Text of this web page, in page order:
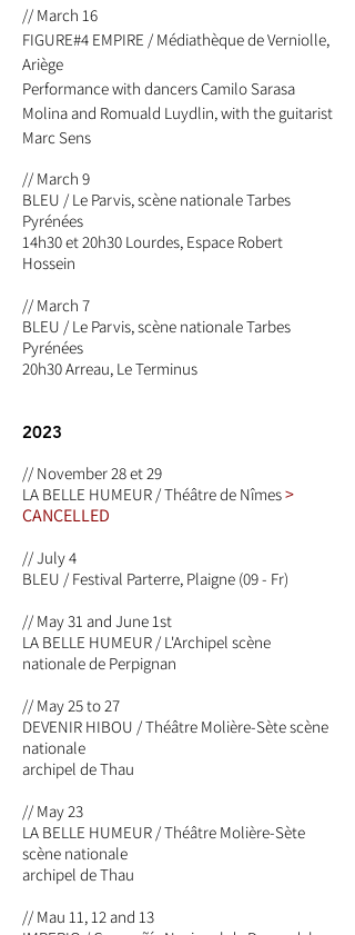
// March 16
FIGURE#4 EMPIRE / Médiathèque de Verniolle,
Ariège
Performance with dancersCamilo Sarasa
Molina and Romuald Luydlin, with the guitarist
Marc Sens
// March 9
BLEU / Le Parvis, scène nationale Tarbes
Pyrénées
14h30 et 20h30 Lourdes, Espace Robert
Hossein
// March 7
BLEU / Le Parvis, scène nationale Tarbes
Pyrénées
20h30 Arreau, Le Terminus
2023
// November 28 et 29
LA BELLE HUMEUR / Théâtre de Nîmes>
CANCELLED
// July 4
BLEU / Festival Parterre, Plaigne (09 - Fr)
// May 31 and June 1st
LA BELLE HUMEUR / L'Archipel scène
nationale de Perpignan
// May 25 to 27
DEVENIR HIBOU / Théâtre Molière-Sète scène
nationale
archipel de Thau
// May 23
LA BELLE HUMEUR / Théâtre Molière-Sète
scène nationale
archipel de Thau
// Mau 11, 12 and 13